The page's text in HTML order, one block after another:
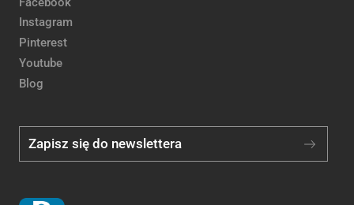
Instagram
Pinterest
Youtube
Blog
Zapisz się do newslettera